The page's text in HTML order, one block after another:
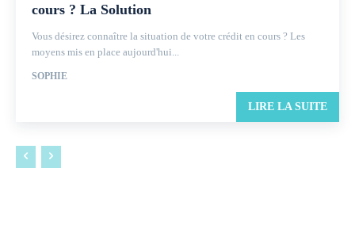
cours ? La Solution
Vous désirez connaître la situation de votre crédit en cours ? Les
moyens mis en place aujourd'hui...
SOPHIE
LIRE LA SUITE